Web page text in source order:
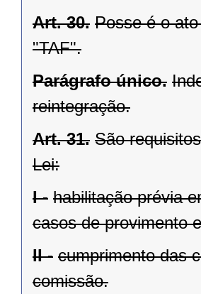
Art. 30. Posse é o
"TAF".
Parágrafo único.
reintegração.
Art. 31. São
Lei:
I - habilitação prévia
casos de provimento
II - cumprimento das
comissão.